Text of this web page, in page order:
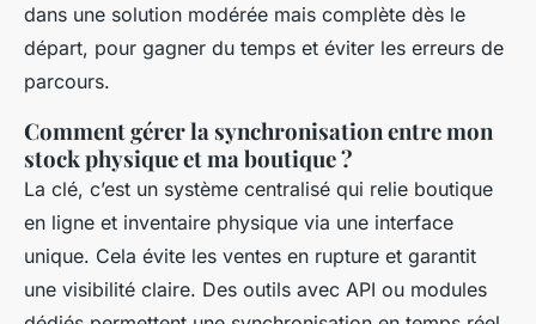
dans une solution modérée mais complète dès le
départ, pour gagner du temps et éviter les erreurs de
parcours.
Comment gérer la synchronisation entre mon
stock physique et ma boutique ?
La clé, c’est un système centralisé qui relie boutique
en ligne et inventaire physique via une interface
unique. Cela évite les ventes en rupture et garantit
une visibilité claire. Des outils avec API ou modules